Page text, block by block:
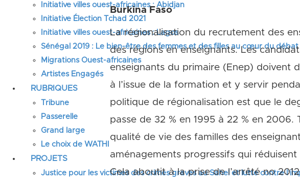
Initiative villes ouest-africaines : Abidjan
Initiative Élection Tchad 2021
Initiative villes ouest-africaines : Lagos
Sénégal 2019 : Le bien-être des femmes et des filles au cœur du
Migrations Ouest-africaines
Artistes Engagés
RUBRIQUES
Tribune
Passerelle
Grand large
Le choix de WATHI
PROJETS
Justice pour les victimes des crimes graves au Sahel et lutte contre
Burkina Faso
La régionalisation du recrutement des
des régions en enseignants. Les
enseignants du primaire (Enep) doivent
à l’issue de la formation et y servir
politique de régionalisation est que le
passe de 32 % en 1995 à 22 % en 2006.
qualité de vie des familles des
aménagements progressifs qui
Cela aboutit à la prise de l’arrêté no